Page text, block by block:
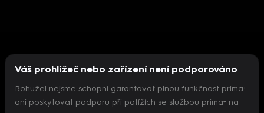
Nepodařilo se inicializovat přehrávač
Váš prohlížeč nebo zařízení není podporováno
Bohužel nejsme schopni garantovat plnou funkčnost prima+
ani poskytovat podporu při potížích se službou prima+ na